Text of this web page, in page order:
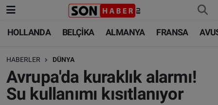
HOLLANDA BELÇİKA ALMANYA FRANSA
HABERLER DÜNYA
Avrupa'da kuraklık alarmı!
Su kullanımı kısıtlanıyor
HOLLANDA
BELÇİKA
ALMANYA
HOLLANDA
BELÇİKA
ALMANYA
Nöbetçi Eczaneler
Hava Durumu
Trafik Durumu